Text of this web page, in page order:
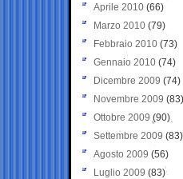
Aprile 2010 (66)
Marzo 2010 (79)
Febbraio 2010 (73)
Gennaio 2010 (74)
Dicembre 2009 (74)
Novembre 2009 (83)
Ottobre 2009 (90)
Settembre 2009 (83)
Agosto 2009 (56)
Luglio 2009 (83)